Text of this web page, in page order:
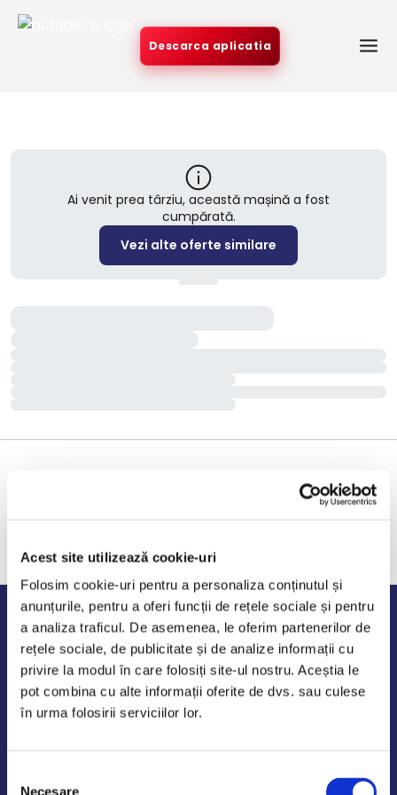
Acest site utilizează cookie-uri
Folosim cookie-uri pentru a personaliza conținutul și
anunțurile, pentru a oferi funcții de rețele sociale și pentru
a analiza traficul. De asemenea, le oferim partenerilor de
rețele sociale, de publicitate și de analize informații cu
privire la modul în care folosiți site-ul nostru. Aceștia le
pot combina cu alte informații oferite de dvs. sau culese
în urma folosirii serviciilor lor.
Necesare
Descarca aplicatia
Ai venit prea târziu, această mașină a fost
cumpărată.
Vezi alte oferte similare
Program de lucru
Luni - Vineri: 09:00-18:00
Sambata - Duminica: 10:00-14:00